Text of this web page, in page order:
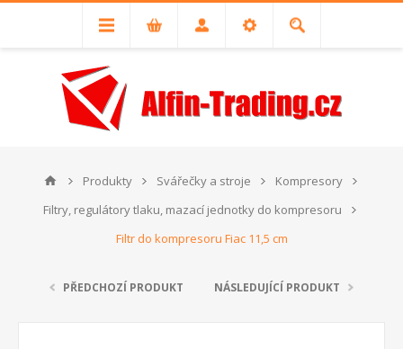
Produkty Svářečky a stroje
Kompresory
Filtry, regulátory tlaku, mazací jednotky do kompresoru
Filtr do kompresoru Fiac 11,5 cm
PŘEDCHOZÍ PRODUKT NÁSLEDUJÍCÍ PRODUKT